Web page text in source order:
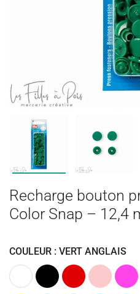
Recharge bouton
Color Snap – 12,4
COULEUR : VERT ANGLAIS
Blanc Noir Rouge Rose
Rose